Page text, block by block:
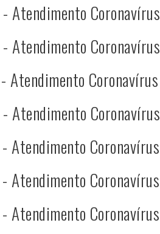
Atendimento Coronavírus
Atendimento Coronavírus
Atendimento Coronavírus
Atendimento Coronavírus
Atendimento Coronavírus
Atendimento Coronavírus
Atendimento Coronavírus